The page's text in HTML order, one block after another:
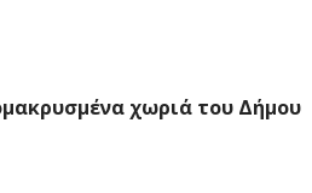
χωριά του Δήμου